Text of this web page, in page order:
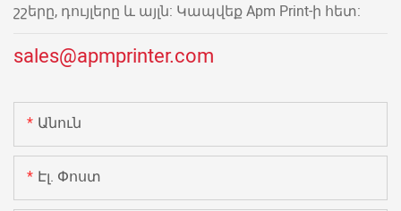
շշերը, դույլերը և այլն: Կապվեք Apm Print-ի հետ:
sales@apmprinter.com
Անուն
Էլ. Փոստ